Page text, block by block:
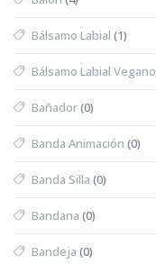
Bálsamo Labial (1)
Bálsamo Labial Vegano
Bañador(0)
Banda Animación (0)
Banda Silla (0)
Bandana (0)
Bandeja (0)